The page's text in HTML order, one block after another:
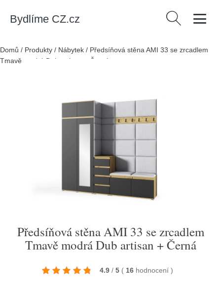
Bydlíme CZ.cz Vyhledávání
Domů / Produkty / Nábytek / Předsíňová stěna AMI 33 se zrcadlem
Tmavě modrá Dub artisan + Černá
Předsíňová stěna AMI 33 se zrcadlem
Tmavě modrá Dub artisan + Černá
4.9 / 5 ( 16 hodnocení )